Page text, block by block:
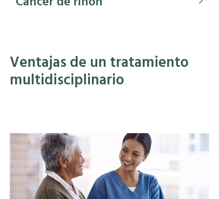
Ventajas de un tratamiento
multidisciplinario